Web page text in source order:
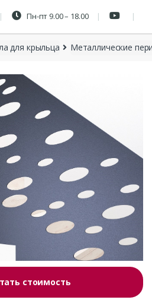
Пн-пт 9.00 – 18.00
для крыльца Металлические
стоимость